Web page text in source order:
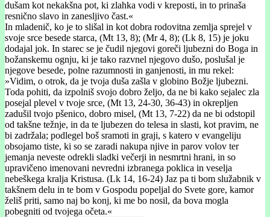
dušam kot nekakšna pot, ki zlahka vodi v kreposti, in to prinaša
resnično slavo in zanesljivo čast.«
In mladenič, ko je to slišal in kot dobra rodovitna zemlja sprejel v
svoje srce besede starca, (Mt 13, 8); (Mr 4, 8); (Lk 8, 15) je joku
dodajal jok. In starec se je čudil njegovi goreči ljubezni do Boga in
božanskemu ognju, ki je tako razvnel njegovo dušo, poslušal je
njegove besede, polne razumnosti in ganjenosti, in mu rekel:
»Vidim, o otrok, da je tvoja duša zašla v globino Božje ljubezni.
Toda pohiti, da izpolniš svojo dobro željo, da ne bi kako sejalec zla
posejal plevel v tvoje srce, (Mt 13, 24-30, 36-43) in okrepljen
zadušil tvojo pšenico, dobro misel, (Mt 13, 7-22) da ne bi odstopil
od takšne težnje, in da te ljubezen do telesa in slasti, kot pravim, ne
bi zadržala; podlegel boš sramoti in graji, s katero v evangeliju
obsojamo tiste, ki so se zaradi nakupa njive in parov volov ter
jemanja neveste odrekli sladki večerji in nesmrtni hrani, in so
upravičeno imenovani nevredni izbranega poklica in veselja
nebeškega kralja Kristusa. (Lk 14, 16-24) Jaz pa ti bom služabnik v
takšnem delu in te bom v Gospodu popeljal do Svete gore, kamor
želiš priti, samo naj bo konj, ki me bo nosil, da bova mogla
pobegniti od tvojega očeta.«